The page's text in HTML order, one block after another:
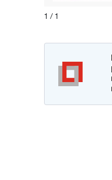
1 / 1